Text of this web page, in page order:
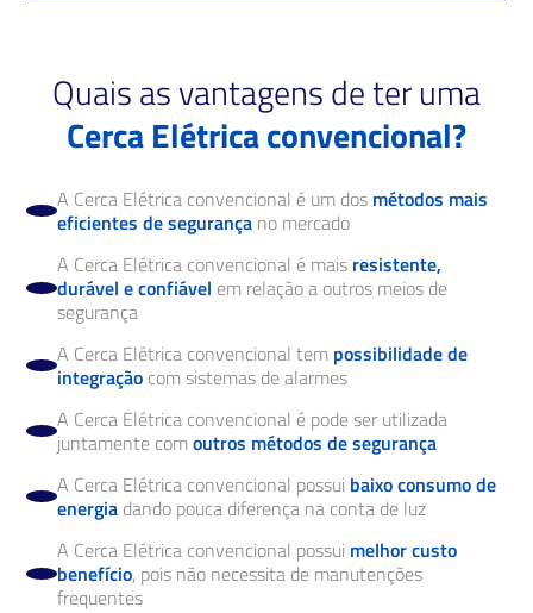
Quais as vantagens de ter uma
Cerca Elétrica convencional?
A Cerca Elétrica convencional é um dos métodos mais
eficientes de segurança no mercado
A Cerca Elétrica convencional é mais resistente,
durável e confiável em relação a outros meios de
segurança
A Cerca Elétrica convencional tem possibilidade de
integração com sistemas de alarmes
A Cerca Elétrica convencional é pode ser utilizada
juntamente comoutros métodos de segurança
A Cerca Elétrica convencional possui baixo consumo de
energia dando pouca diferença na conta de luz
A Cerca Elétrica convencional possui melhor custo
benefício, pois não necessita de manutenções
frequentes